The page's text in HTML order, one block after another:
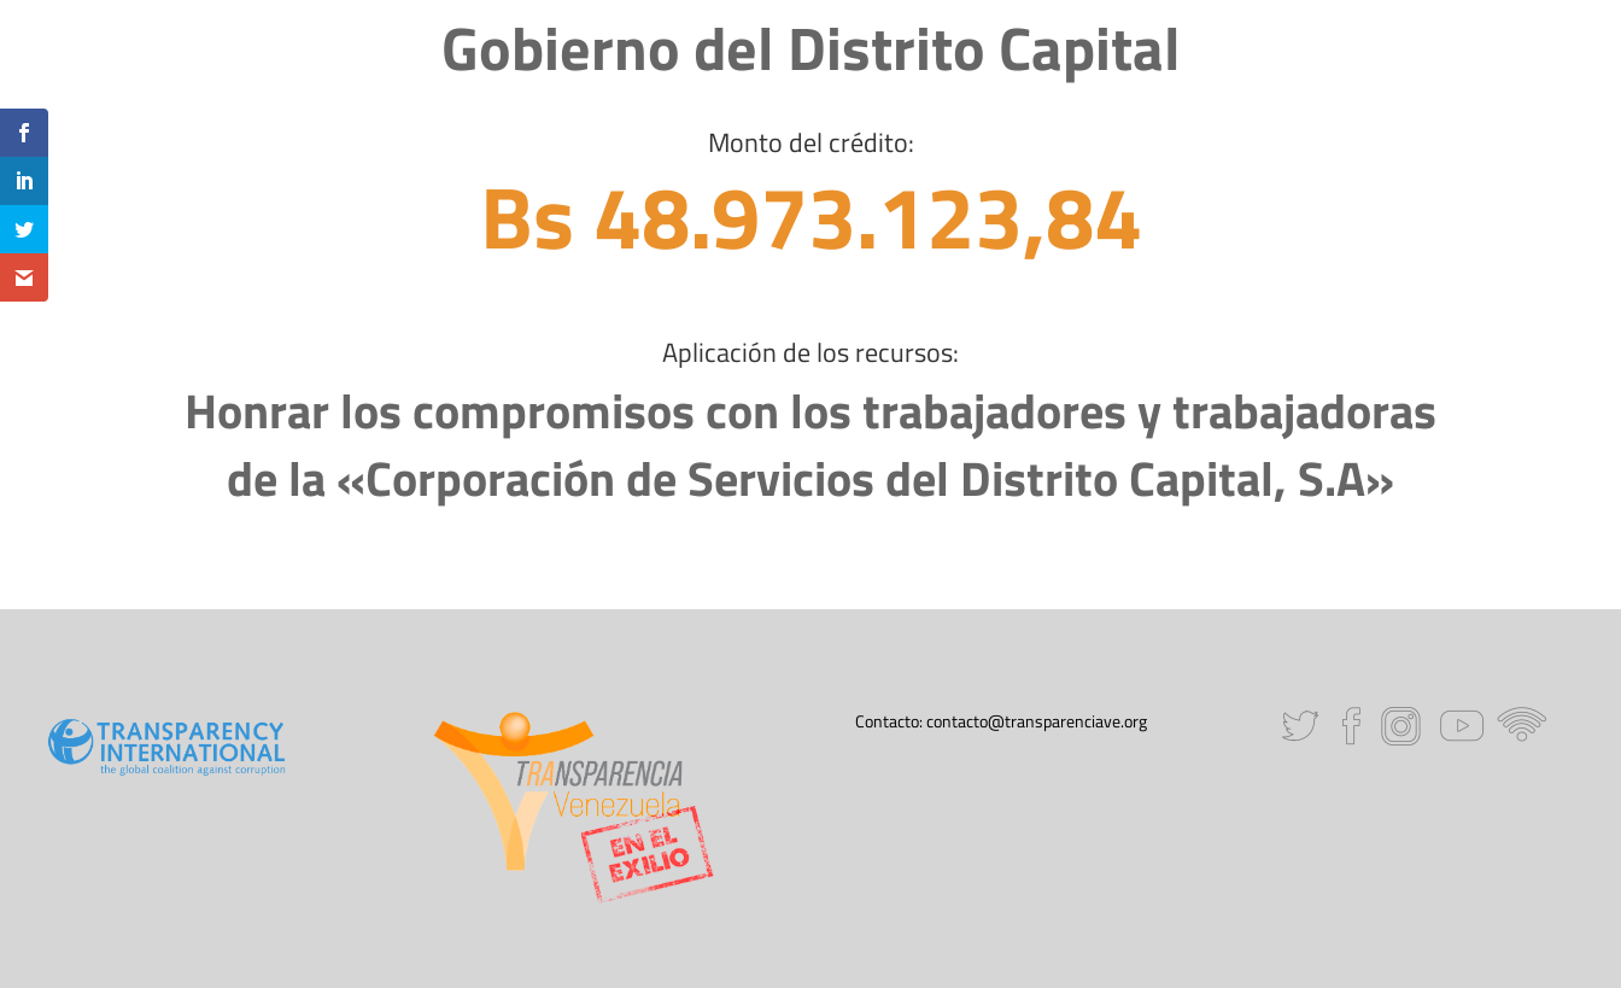
Gobierno del Distrito Capital
Monto del crédito:
Bs 48.973.123,84
Aplicación de los recursos:
Honrar los compromisos con los trabajadores y trabajadoras
de la «Corporación de Servicios del Distrito Capital, S.A»
Contacto:contacto@transparenciave.org